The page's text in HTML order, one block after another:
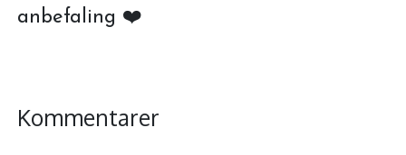
anbefaling ❤️
Kommentarer